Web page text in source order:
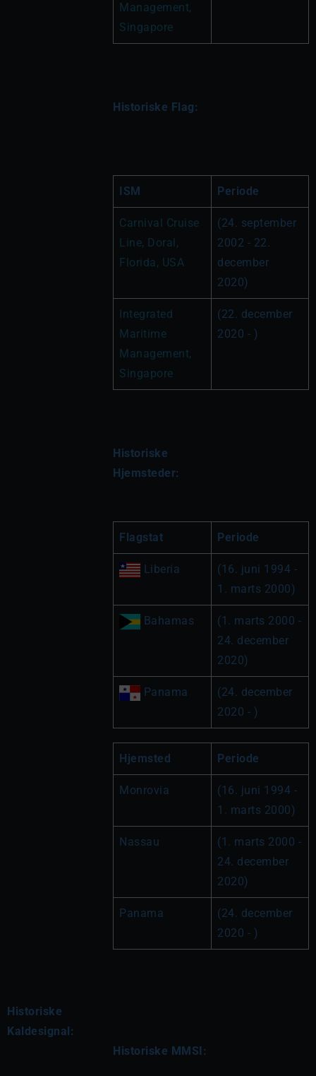
Management,
Singapore
Historiske Flag:
ISM Periode
Carnival Cruise
Line, Doral,
Florida, USA
(24. september
2002 - 22.
december
2020)
Integrated
Maritime
Management,
Singapore
(22. december
2020 - )
Historiske
Hjemsteder:
Flagstat Periode
(16. juni 1994 -
1. marts 2000)
Bahamas
(1. marts 2000 -
24. december
2020)
Panama
(24. december
2020 - )
Hjemsted Periode
Monrovia
(16. juni 1994 -
1. marts 2000)
Nassau
(1. marts 2000 -
24. december
2020)
Panama
(24. december
2020 - )
Historiske
Kaldesignal:
Historiske MMSI: